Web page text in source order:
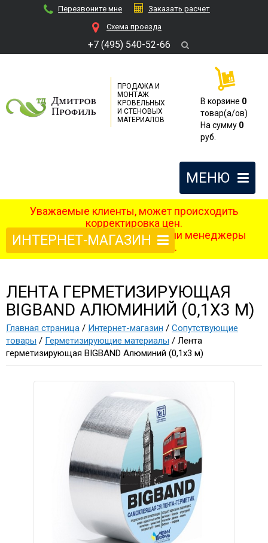
Перезвоните мне
Заказать расчет
Cхема проезда
+7 (495) 540-52-66
ПРОДАЖА И
МОНТАЖ
КРОВЕЛЬНЫХ
И СТЕНОВЫХ
МАТЕРИАЛОВ
В корзине 0
товар(a/ов)
На сумму 0
руб.
МЕНЮ
Уважаемые клиенты, может происходить
корректировка цен.
После оформления заказа наши менеджеры
свяжутся с вами.
ИНТЕРНЕТ-МАГАЗИН
ЛЕНТА ГЕРМЕТИЗИРУЮЩАЯ
BIGBAND АЛЮМИНИЙ (0,1Х3 М)
Главная страница / Интернет-магазин / Сопутствующие
товары / Герметизирующие материалы / Лента
герметизирующая BIGBAND Алюминий (0,1х3 м)